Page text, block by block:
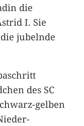
die
I. Sie
jubelnde
des SC
gelben